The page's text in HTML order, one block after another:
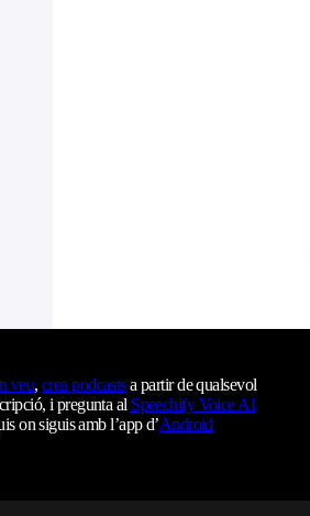
veu, crea podcastsa partir de qualsevol
i pregunta al Speechify Voice AI
on siguis amb l’app d’Android